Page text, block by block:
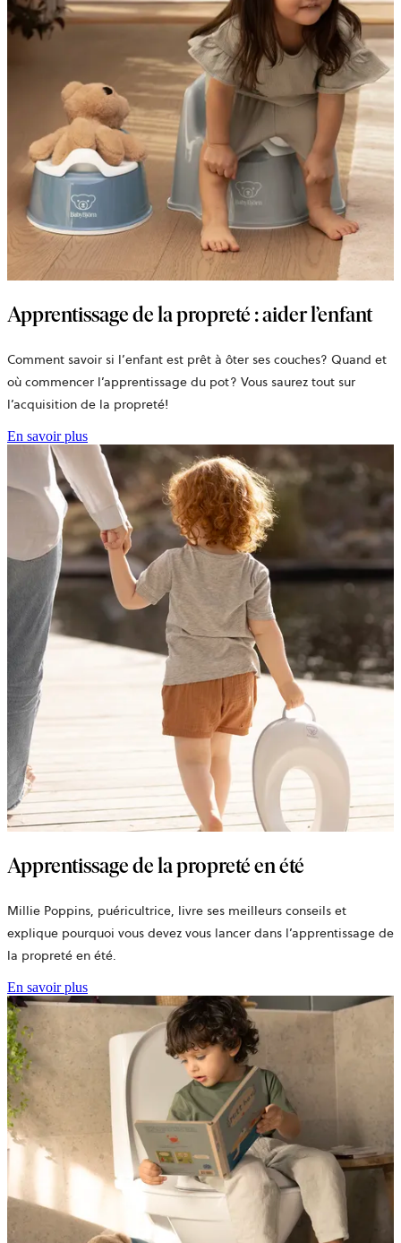
Apprentissage de la propreté : aider l’enfant
Comment savoir si l’enfant est prêt à ôter ses couches? Quand et
où commencer l’apprentissage du pot? Vous saurez tout sur
l’acquisition de la propreté!
En savoir plus
Apprentissage de la propreté en été
Millie Poppins, puéricultrice, livre ses meilleurs conseils et
explique pourquoi vous devez vous lancer dans l’apprentissage de
la propreté en été.
En savoir plus